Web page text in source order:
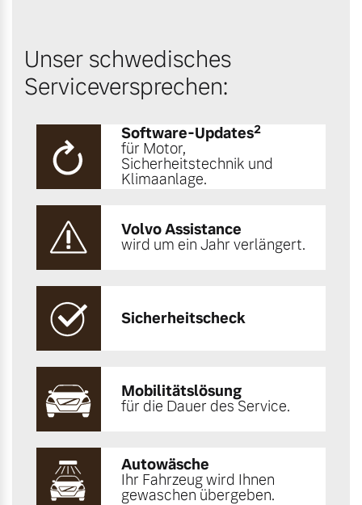
Unser schwedisches
Serviceversprechen:
Software-Updates2
für Motor,
Sicherheitstechnik und
Klimaanlage.
Volvo Assistance
wird um ein Jahr verlängert.
Sicherheitscheck
Mobilitätslösung
für die Dauer des Service.
Autowäsche
Ihr Fahrzeug wird Ihnen
gewaschen übergeben.